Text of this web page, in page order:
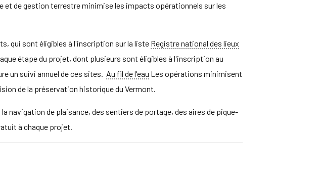
et de gestion terrestre minimise les impacts opérationnels sur les
qui sont éligibles à l'inscription sur la liste Registre national des lieux
étape du projet, dont plusieurs sont éligibles à l'inscription au
un suivi annuel de ces sites. Au fil de l'eau Les opérations minimisent
de la préservation historique du Vermont.
navigation de plaisance, des sentiers de portage, des aires de pique-
à chaque projet.